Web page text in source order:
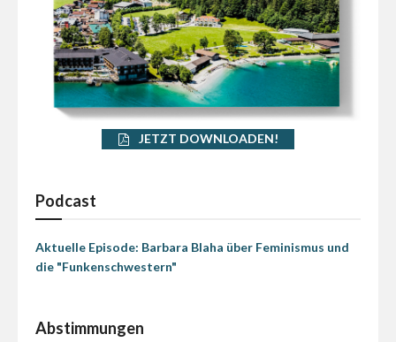
JETZT DOWNLOADEN!
Podcast
Aktuelle Episode: Barbara Blaha über Feminismus und
die "Funkenschwestern"
Abstimmungen